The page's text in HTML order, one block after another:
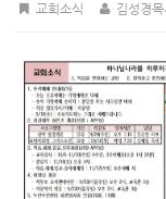
교회소식 김성경